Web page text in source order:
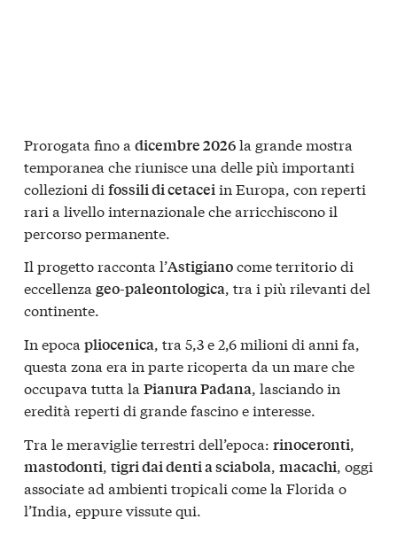
Prorogata fino a dicembre 2026la grande mostra
temporanea che riunisce una delle più importanti
collezioni di fossili di cetaceiin Europa, con reperti
rari a livello internazionale che arricchiscono il
percorso permanente.
Il progetto racconta l’Astigianocome territorio di
eccellenza geo-paleontologica, tra i più rilevanti del
continente.
In epoca pliocenica, tra 5,3 e 2,6 milioni di anni fa,
questa zona era in parte ricoperta da un mare che
occupava tutta la Pianura Padana, lasciando in
eredità reperti di grande fascino e interesse.
Tra le meraviglie terrestri dell’epoca: rinoceronti,
mastodonti, tigri dai denti a sciabola, macachi, oggi
associate ad ambienti tropicali come la Florida o
l’India, eppure vissute qui.